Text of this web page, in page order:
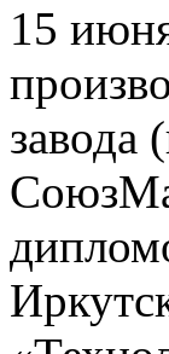
15
завода